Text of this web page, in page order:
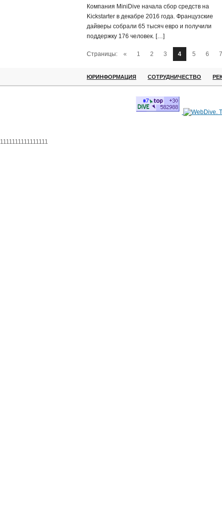
Компания MiniDive начала сбор средств на
Kickstarter в декабре 2016 года. Французские
дайверы собрали 65 тысяч евро и получили
поддержку 176 человек. […]
Страницы: « 1 2 3 4 5 6 7
ЮРИНФОРМАЦИЯ СОТРУДНИЧЕСТВО
1111111111111111